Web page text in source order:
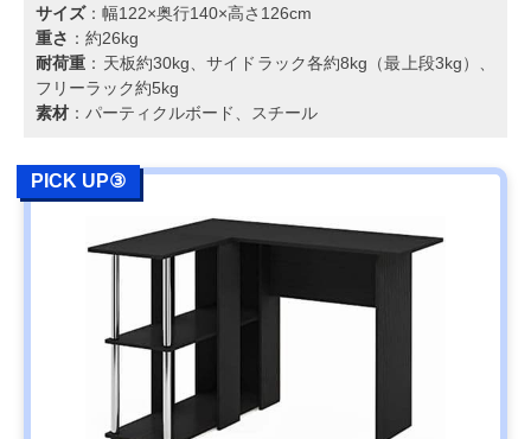
サイズ：幅122×奥行140×高さ126cm
重さ ：約26kg
耐荷重 ：天板約30kg、サイドラック各約8kg（最上段3kg）、
フリーラック約5kg
素材 ：パーティクルボード、スチール
PICK UP③